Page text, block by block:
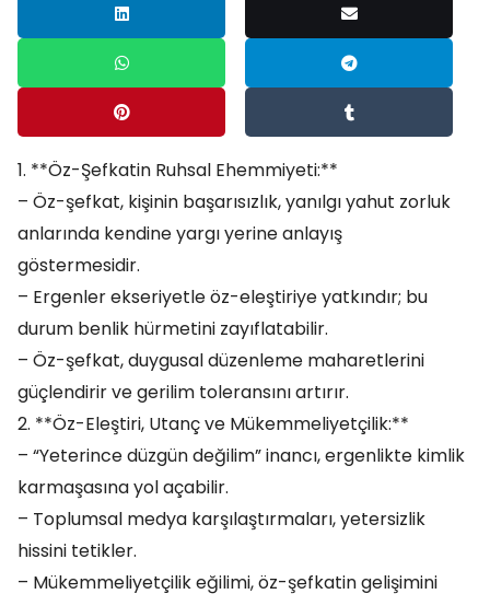
1. **Öz-Şefkatin Ruhsal Ehemmiyeti:**
– Öz-şefkat, kişinin başarısızlık, yanılgı yahut zorluk
anlarında kendine yargı yerine anlayış
göstermesidir.
– Ergenler ekseriyetle öz-eleştiriye yatkındır; bu
durum benlik hürmetini zayıflatabilir.
– Öz-şefkat, duygusal düzenleme maharetlerini
güçlendirir ve gerilim toleransını artırır.
2. **Öz-Eleştiri, Utanç ve Mükemmeliyetçilik:**
– “Yeterince düzgün değilim” inancı, ergenlikte kimlik
karmaşasına yol açabilir.
– Toplumsal medya karşılaştırmaları, yetersizlik
hissini tetikler.
– Mükemmeliyetçilik eğilimi, öz-şefkatin gelişimini